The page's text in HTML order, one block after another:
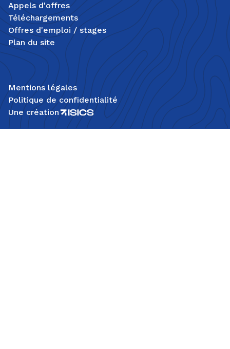
Appels d'offres
Téléchargements
Offres d'emploi / stages
Plan du site
Mentions légales
Politique de confidentialité
Une création